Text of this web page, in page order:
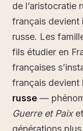
de l’aristocratie
français devient
russe. Les
fils étudier en
françaises
français devient
russe —
Guerre et Paixet